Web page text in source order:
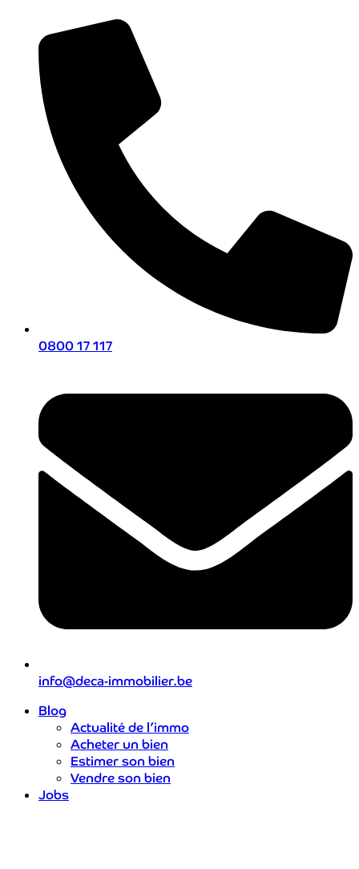
0800 17 117
info@deca-immobilier.be
Blog
Actualité de l’immo
Acheter un bien
Estimer son bien
Vendre son bien
Jobs